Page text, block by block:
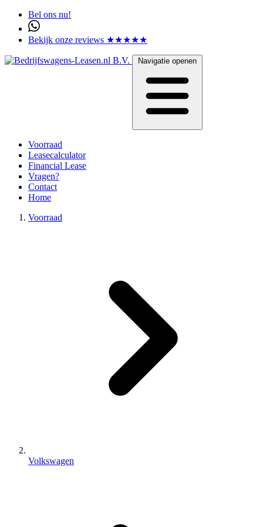
Bel ons nu!
Bekijk onze reviews ★★★★★
Navigatie openen
Voorraad
Leasecalculator
Financial Lease
Vragen?
Contact
Home
Voorraad
Volkswagen